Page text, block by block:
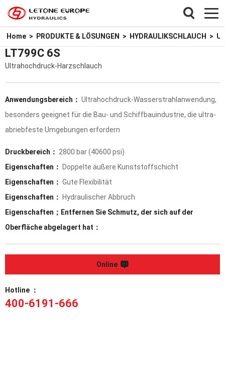
Home > PRODUKTE & LÖSUNGEN > HYDRAULIKSCHLAUCH >
LT799C 6S
Ultrahochdruck-Harzschlauch
Anwendungsbereich： Ultrahochdruck-Wasserstrahlanwendung,
besonders geeignet für die Bau- und Schiffbauindustrie, die ultra-
abriebfeste Umgebungen erfordern
Druckbereich： 2800 bar (40600 psi)
Eigenschaften：
Doppelte äußere Kunststoffschicht
Eigenschaften： Gute Flexibilität
Eigenschaften：
Hydraulischer Abbruch
Eigenschaften；Entfernen Sie Schmutz, der sich auf der
Oberfläche abgelagert hat：
Online
Hotline ：
400-6191-666